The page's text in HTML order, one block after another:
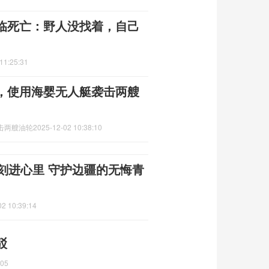
死亡：野人没找着，自己
使用海婴无人艇袭击两艘
两艘油轮2025-12-02 10:38:10
进心里 守护边疆的无悔青
10:39:14